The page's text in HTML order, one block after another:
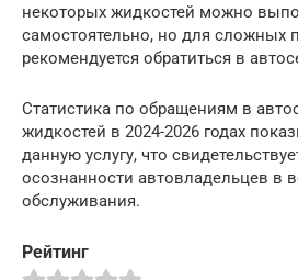
некоторых жидкостей можно
самостоятельно, но для сложных
рекомендуется обратиться в
Статистика по обращениям в
жидкостей в 2024-2026 годах
данную услугу, что
осознанности автовладельцев в
обслуживания.
Рейтинг